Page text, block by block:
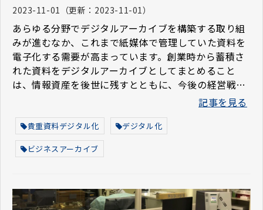
2023-11-01 （更新： 2023-11-01）
あらゆる分野でデジタルアーカイブを構築する取り組
みが進むなか、これまで紙媒体で管理していた資料を
電子化する需要が高まっています。創業時から蓄積さ
れた資料をデジタルアーカイブとしてまとめること
は、情報資産を後世に残すとともに、今後の経営戦略
化を行いたい」「電子化した資料でアーカイブを構築
したい」などとお考えの方もいるのではないでしょう
か。 この記事では、資料を電子化する方法や注意点と
記事を見る
貴重資料デジタル化 デジタル化
ビジネスアーカイブ